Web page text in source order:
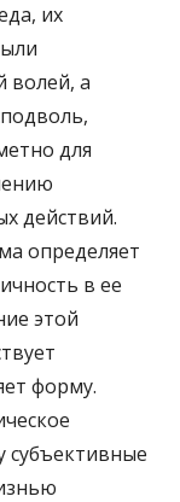
их
волей, а
для
действий.
определяет
в ее
этой
форму.
субъективные